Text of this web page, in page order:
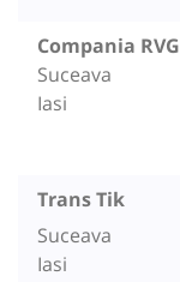
Compania RVG
Suceava
Iasi
Trans Tik
Suceava
Iasi